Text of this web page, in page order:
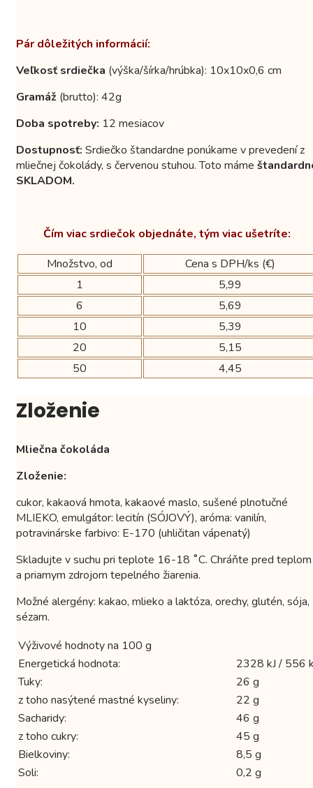
Pár dôležitých informácií:
Veľkosť srdiečka (výška/šírka/hrúbka): 10x10x0,6 cm
Gramáž (brutto): 42g
Doba spotreby: 12 mesiacov
Dostupnosť: Srdiečko štandardne ponúkame v prevedení z
mliečnej čokolády, s červenou stuhou. Toto máme
SKLADOM.
Čím viac srdiečok objednáte, tým viac ušetríte:
Množstvo, od
Cena s DPH/ks (€)
1
5,99
6
5,69
10
5,39
20
5,15
50
4,45
Zloženie
Mliečna čokoláda
Zloženie:
cukor, kakaová hmota, kakaové maslo, sušené plnotučné
MLIEKO, emulgátor: lecitín (SÓJOVÝ), aróma: vanilín,
potravinárske farbivo: E-170 (uhličitan vápenatý)
Skladujte v suchu pri teplote 16-18 ˚C. Chráňte pred teplom
a priamym zdrojom tepelného žiarenia.
Možné alergény: kakao, mlieko a laktóza, orechy, glutén, sója,
sézam.
Výživové hodnoty na 100 g
Energetická hodnota:
2328 kJ / 556
Tuky:
26 g
z toho nasýtené mastné kyseliny:
22 g
Sacharidy:
46 g
z toho cukry:
45 g
Bielkoviny:
8,5 g
Soli:
0,2 g